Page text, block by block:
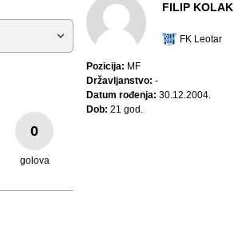
0
golova
FILIP KOLAK
FK Leotar
Pozicija: MF
Državljanstvo: -
Datum rođenja: 30.12.2004.
Dob: 21 god.